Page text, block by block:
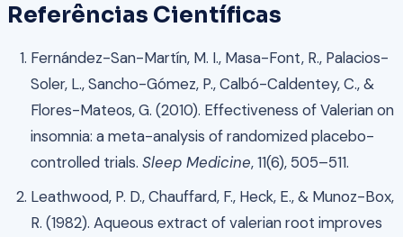
Referências Científicas
Fernández-San-Martín, M. I., Masa-Font, R., Palacios-
Soler, L., Sancho-Gómez, P., Calbó-Caldentey, C., &
Flores-Mateos, G. (2010). Effectiveness of Valerian on
insomnia: a meta-analysis of randomized placebo-
controlled trials. Sleep Medicine, 11(6), 505–511.
Leathwood, P. D., Chauffard, F., Heck, E., & Munoz-Box,
R. (1982). Aqueous extract of valerian root improves